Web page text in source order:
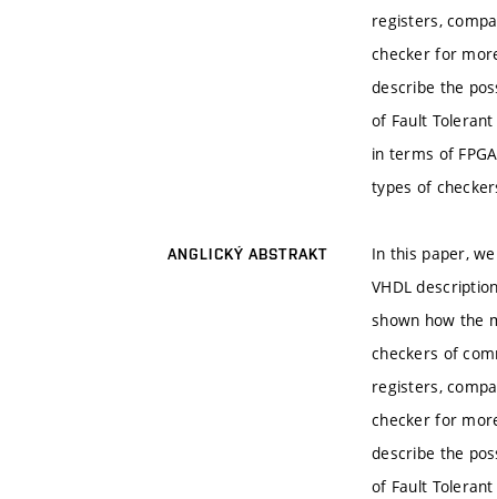
registers,
checker for
describe the
of Fault
in terms of
types of
ANGLICKÝ ABSTRAKT
In this paper,
VHDL
shown how the
checkers of
registers,
checker for
describe the
of Fault